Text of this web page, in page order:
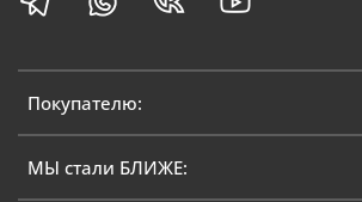
Покупателю:
МЫ стали БЛИЖЕ: